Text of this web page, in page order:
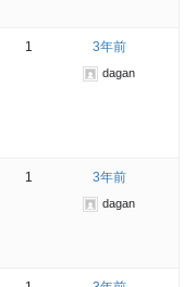
1 3年前
dagan
1 3年前
dagan